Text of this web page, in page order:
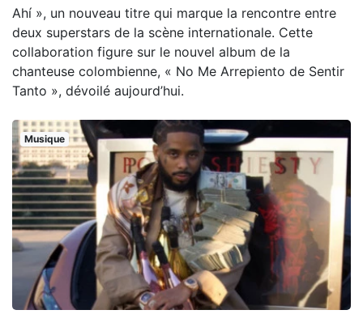
Ahí », un nouveau titre qui marque la rencontre entre
deux superstars de la scène internationale. Cette
collaboration figure sur le nouvel album de la
chanteuse colombienne, « No Me Arrepiento de Sentir
Tanto », dévoilé aujourd’hui.
Musique